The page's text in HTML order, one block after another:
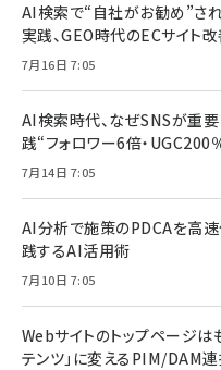
AI検索で“自社がお勧め”さ
実践、GEO時代のECサイト
7月16日 7:05
AI検索時代、なぜSNSが重要
践“フォロワー6倍・UGC200
7月14日 7:05
AI分析で施策のPDCAを高
践するAI活用術
7月10日 7:05
Webサイトのトップページは
テンツ」に変えるPIM/DAM